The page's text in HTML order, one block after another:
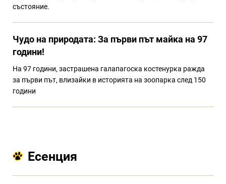
състояние.
Чудо на природата: За първи път майка на 97
години!
На 97 години, застрашена галапагоска костенурка ражда
за първи път, влизайки в историята на зоопарка след 150
години
Есенция